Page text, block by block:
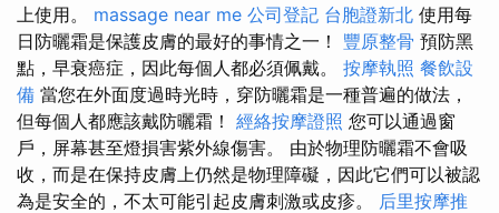
上使用。 massage near me 公司登記 台胞證新北 使用每
日防曬霜是保護皮膚的最好的事情之一！ 豐原整骨 預防黑
點，早衰癌症，因此每個人都必須佩戴。 按摩執照 餐飲設
備 當您在外面度過時光時，穿防曬霜是一種普遍的做法，
但每個人都應該戴防曬霜！ 經絡按摩證照 您可以通過窗
戶，屏幕甚至燈損害紫外線傷害。 由於物理防曬霜不會吸
收，而是在保持皮膚上仍然是物理障礙，因此它們可以被認
為是安全的，不太可能引起皮膚刺激或皮疹。 后里按摩推